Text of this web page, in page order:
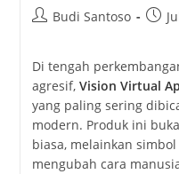
PostBudi Santoso
Post
Di tengah
agresif, Vision Virtual
yang paling sering
modern. Produk ini
biasa, melainkan
mengubah cara